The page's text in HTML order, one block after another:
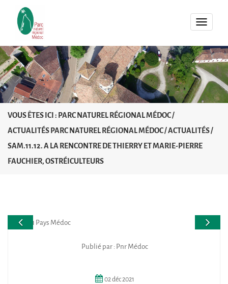
MENU
VOUS ÊTES ICI : PARC NATUREL RÉGIONAL MÉDOC/
ACTUALITÉS PARC NATUREL RÉGIONAL MÉDOC/ACTUALITÉS/
SAM.11.12. A LA RENCONTRE DE THIERRY ET MARIE-PIERRE
FAUCHIER, OSTRÉICULTEURS
Publié par : Pnr Médoc
02déc2021